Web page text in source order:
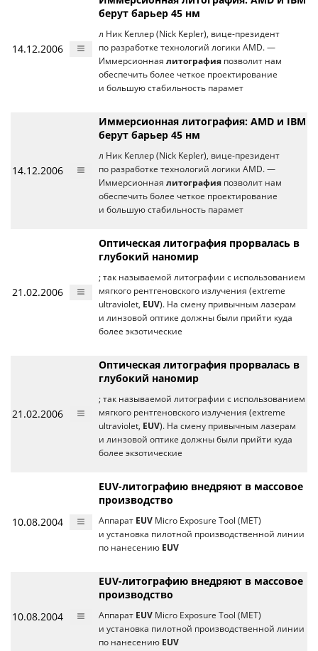
14.12.2006
берут барьер 45 нм
л Ник Кеплер (Nick Kepler), вице-президент
по разработке технологий логики AMD. —
Иммерсионная литография позволит нам
обеспечить более четкое проектирование
и большую стабильность парамет
14.12.2006
Иммерсионная литография: AMD и IBM
берут барьер 45 нм
л Ник Кеплер (Nick Kepler), вице-президент
по разработке технологий логики AMD. —
Иммерсионная литография позволит нам
обеспечить более четкое проектирование
и большую стабильность парамет
21.02.2006
Оптическая литография прорвалась в
глубокий наномир
; так называемой литографии с использованием
мягкого рентгеновского излучения (extreme
ultraviolet, EUV). На смену привычным лазерам
и линзовой оптике должны были прийти куда
более экзотические
21.02.2006
Оптическая литография прорвалась в
глубокий наномир
; так называемой литографии с использованием
мягкого рентгеновского излучения (extreme
ultraviolet, EUV). На смену привычным лазерам
и линзовой оптике должны были прийти куда
более экзотические
10.08.2004
EUV-литографию внедряют в массовое
производство
Аппарат EUV Micro Exposure Tool (MET)
и установка пилотной производственной линии
по нанесению EUV
10.08.2004
EUV-литографию внедряют в массовое
производство
Аппарат EUV Micro Exposure Tool (MET)
и установка пилотной производственной линии
по нанесению EUV